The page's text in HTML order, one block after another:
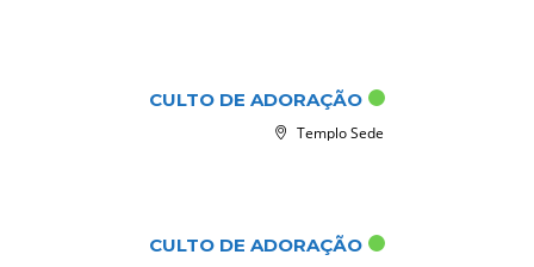
CULTO DE ADORAÇÃO
Templo Sede
CULTO DE ADORAÇÃO